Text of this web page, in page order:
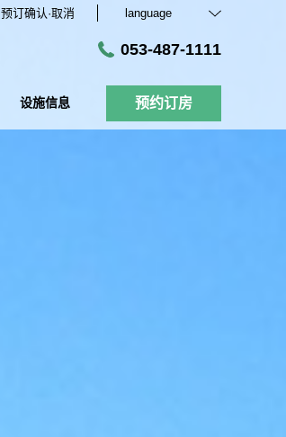
预订确认·取消 language
053-487-1111
设施信息 预约订房